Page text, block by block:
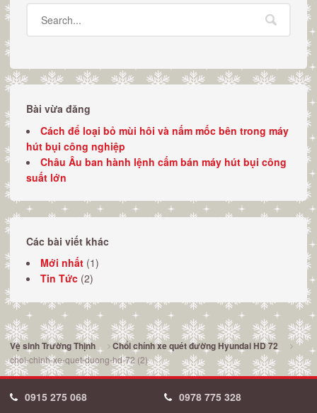
Bài vừa đăng
Cách để loại bỏ mùi hôi và nấm mốc bên trong máy
hút bụi công nghiệp
Châu Âu ban hành lệnh cấm bán máy hút bụi công
suất lớn
Các bài viết khác
Mới nhất(1)
Tin Tức(2)
Vệ sinh Trường Thịnh
Chổi chính xe quét đường Hyundai HD 72
choi-chinh-xe-quet-duong-hd-72 (2)
0915 275 068 0978 775 328